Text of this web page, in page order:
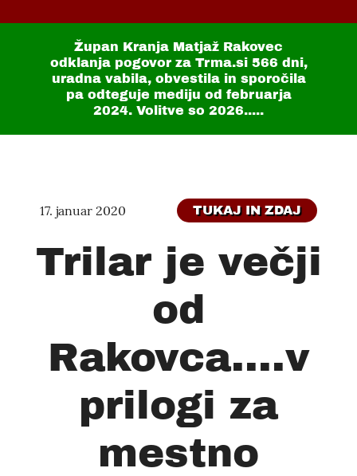
Župan Kranja Matjaž Rakovec
odklanja pogovor za Trma.si 566 dni,
uradna vabila, obvestila in sporočila
pa odteguje mediju od februarja
2024. Volitve so 2026.....
17. januar 2020 TUKAJ IN ZDAJ
Trilar je večji
od
Rakovca....v
prilogi za
mestno